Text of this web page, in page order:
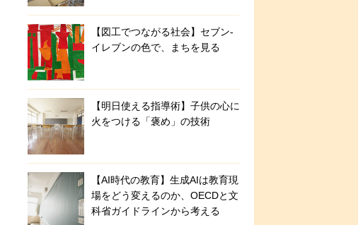
【図工でつながる社会】セブン‐
イレブンの色で、まちを見る
【明日使える指導術】子供の心に
火をつける「褒め」の技術
【AI時代の教育】生成AIは教育現
場をどう変えるのか、OECDと文
科省ガイドラインから考える